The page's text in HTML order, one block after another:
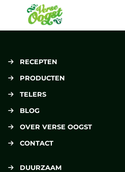
Verse Oogst
RECEPTEN
PRODUCTEN
TELERS
BLOG
OVER VERSE OOGST
CONTACT
DUURZAAM